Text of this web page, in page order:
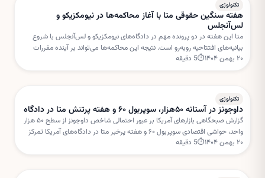
تکنولوژی
هفته سنگین حقوقی متا با آغاز محاکمه‌ها در نیومکزیکو و
لس‌آنجلس
متا این هفته در دو پرونده مهم در دادگاه‌های نیومکزیکو و لس‌آنجلس با شروع
بیانیه‌های افتتاحیه روبه‌رو است. نتیجه این محاکمه‌ها می‌تواند بر آینده مقررات
شبکه‌های اجتماعی و مسئولیت پلتفرم‌ها تأثیر بگذارد.
۲۰ بهمن ۱۴۰۴ ⏱
5 دقیقه
تکنولوژی
داوجونز در آستانه ۵۰هزار، سوپربول ۶۰ و هفته پرتنش متا در دادگاه
گزارش صبحگاهی بازارهای آمریکا بر عبور احتمالی شاخص داوجونز از سطح ۵۰ هزار
واحد، حواشی اقتصادی سوپربول ۶۰ و هفته پرخبر متا در دادگاه‌های آمریکا تمرکز
دارد. این تحولات می‌تواند مسیر سهام فناوری را در کوتاه‌مدت تحت تأثیر قرار دهد.
۲۰ بهمن ۱۴۰۴ ⏱
5 دقیقه